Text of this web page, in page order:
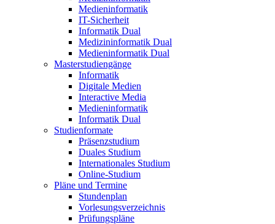
Medieninformatik
IT-Sicherheit
Informatik Dual
Medizininformatik Dual
Medieninformatik Dual
Masterstudiengänge
Informatik
Digitale Medien
Interactive Media
Medieninformatik
Informatik Dual
Studienformate
Präsenzstudium
Duales Studium
Internationales Studium
Online-Studium
Pläne und Termine
Stundenplan
Vorlesungsverzeichnis
Prüfungspläne